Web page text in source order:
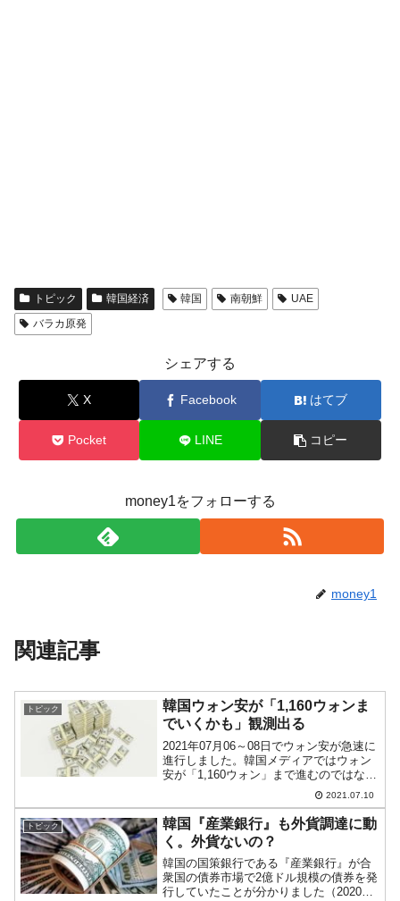
トピック 韓国経済 韓国 南朝鮮
UAE
バラカ原発
シェアする
X Facebook はてブ
Pocket LINE コピー
money1をフォローする
money1
関連記事
トピック
韓国ウォン安が「1,160ウォンま
でいくかも」観測出る
2021年07月06～08日でウォン安が急速に
進行しました。韓国メディアではウォン
安が「1,160ウォン」まで進むのではない
か？という観測が出ています※。※例え
ば『韓国経済』の以下の記事⇒参照・引
用元：『韓国経済』「『第4回大流行』目
前に投...
2021.07.10
トピック
韓国『産業銀行』も外貨調達に動
く。外貨ないの？
韓国の国策銀行である『産業銀行』が合
衆国の債券市場で2億ドル規模の債券を発
行していたことが分かりました（2020年